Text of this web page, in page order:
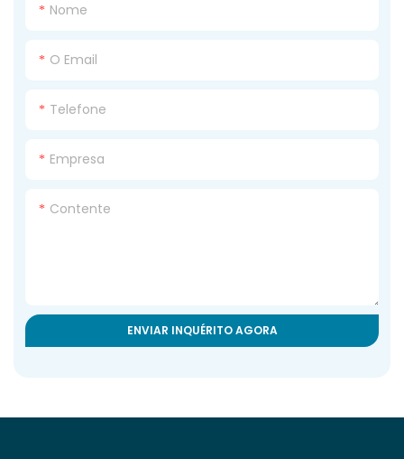
Nome
O Email
Telefone
Empresa
Contente
ENVIAR INQUÉRITO AGORA